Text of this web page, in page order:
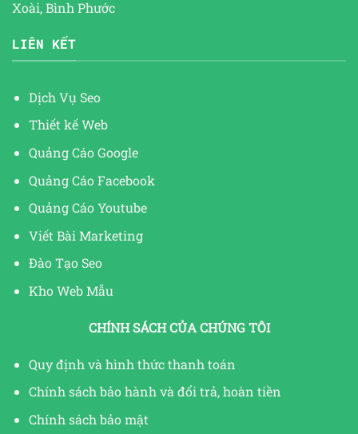
Xoài, Bình Phước
LIÊN KẾT
Dịch Vụ Seo
Thiết kế Web
Quảng Cáo Google
Quảng Cáo Facebook
Quảng Cáo Youtube
Viết Bài Marketing
Đào Tạo Seo
Kho Web Mẫu
CHÍNH SÁCH CỦA CHÚNG TÔI
Quy định và hình thức thanh toán
Chính sách bảo hành và đổi trả, hoàn tiền
Chính sách bảo mật